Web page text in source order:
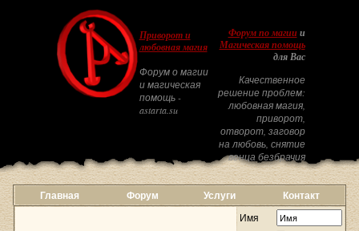
Приворот и
любовная магия
Форум о магии
и магическая
помощь -
astarta.su
Форум по магиии
Магическая помощь
для Вас
Качественное
решение проблем:
любовная магия,
приворот,
отворот, заговор
на любовь, снятие
венца безбрачия
Главная Форум Услуги Контакт
Имя